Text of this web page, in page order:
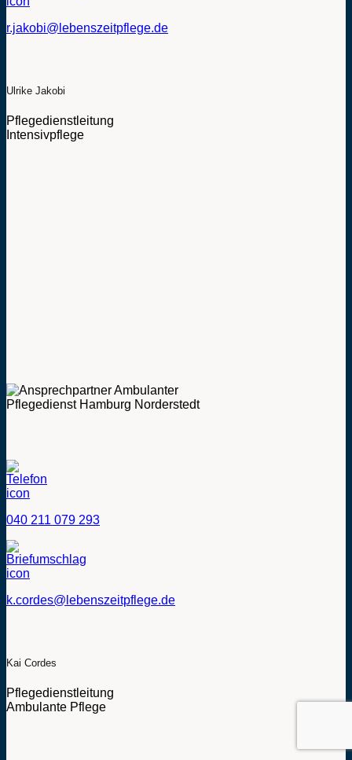
r.jakobi@lebenszeitpflege.de
Ulrike Jakobi
Pflegedienstleitung
Intensivpflege
040 211 079 293
k.cordes@lebenszeitpflege.de
Kai Cordes
Pflegedienstleitung
Ambulante Pflege